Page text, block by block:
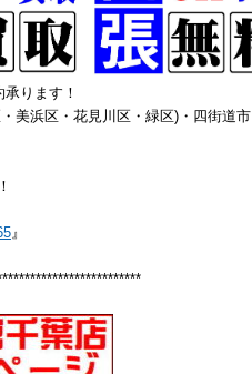
ります！
美浜区・花見川区・緑区)・四街道市
』